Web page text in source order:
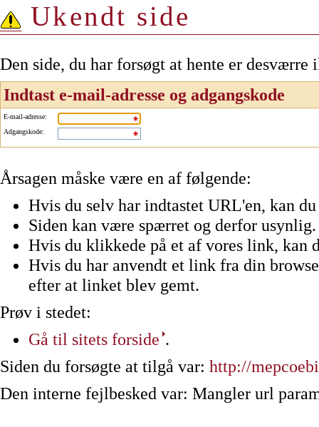
Ukendt side
Den side, du har forsøgt at hente er
Indtast e-mail-adresse og adgangskode
E-mail-adresse:
Adgangskode:
Årsagen måske være en af følgende:
Hvis du selv har indtastet URL'en, kan
Siden kan være spærret og derfor usynlig.
Hvis du klikkede på et af vores link, kan
Hvis du har anvendt et link fra din
efter at linket blev gemt.
Prøv i stedet:
Gå til sitets forside .
Siden du forsøgte at tilgå var: http://
Den interne fejlbesked var: Mangler url